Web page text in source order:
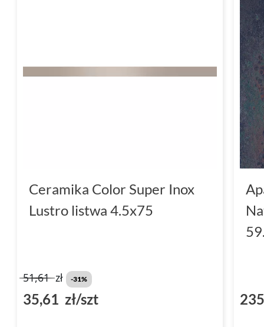
Ceramika Color Super Inox
Lustro listwa 4.5x75
51,61zł -31%
35,61 zł/szt